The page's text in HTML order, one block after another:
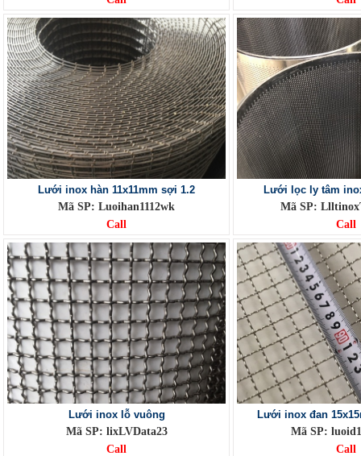
Lưới inox hàn 11x11mm sợi 1.2
Mã SP: Luoihan1112wk
Call
Lưới lọc ly tâm
Mã SP:
Call
Lưới inox lỗ vuông
Mã SP: lixLVData23
Call
Lưới inox đan
Mã SP:
Call